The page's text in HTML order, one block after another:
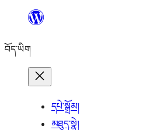
content
བོད་ཡིག
དཔེ་སྒྲོམ།
མཐུད་སྣེ།